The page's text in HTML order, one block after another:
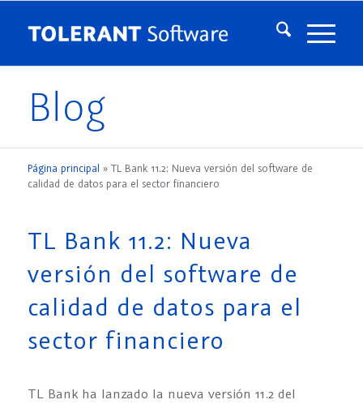
Blog
Página principal » TL Bank 11.2: Nueva versión del software de
calidad de datos para el sector financiero
TL Bank 11.2: Nueva
versión del software de
calidad de datos para el
sector financiero
TL Bank ha lanzado la nueva versión 11.2 del